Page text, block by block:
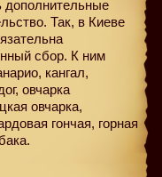
дополнительные
Так, в Киеве
сбор. К ним
кангал,
овчарка
овчарка,
гончая, горная